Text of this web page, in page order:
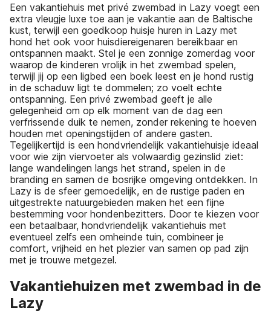
Een vakantiehuis met privé zwembad in Lazy voegt een
extra vleugje luxe toe aan je vakantie aan de Baltische
kust, terwijl een goedkoop huisje huren in Lazy met
hond het ook voor huisdiereigenaren bereikbaar en
ontspannen maakt. Stel je een zonnige zomerdag voor
waarop de kinderen vrolijk in het zwembad spelen,
terwijl jij op een ligbed een boek leest en je hond rustig
in de schaduw ligt te dommelen; zo voelt echte
ontspanning. Een privé zwembad geeft je alle
gelegenheid om op elk moment van de dag een
verfrissende duik te nemen, zonder rekening te hoeven
houden met openingstijden of andere gasten.
Tegelijkertijd is een hondvriendelijk vakantiehuisje ideaal
voor wie zijn viervoeter als volwaardig gezinslid ziet:
lange wandelingen langs het strand, spelen in de
branding en samen de bosrijke omgeving ontdekken. In
Lazy is de sfeer gemoedelijk, en de rustige paden en
uitgestrekte natuurgebieden maken het een fijne
bestemming voor hondenbezitters. Door te kiezen voor
een betaalbaar, hondvriendelijk vakantiehuis met
eventueel zelfs een omheinde tuin, combineer je
comfort, vrijheid en het plezier van samen op pad zijn
met je trouwe metgezel.
Vakantiehuizen met zwembad in de
Lazy